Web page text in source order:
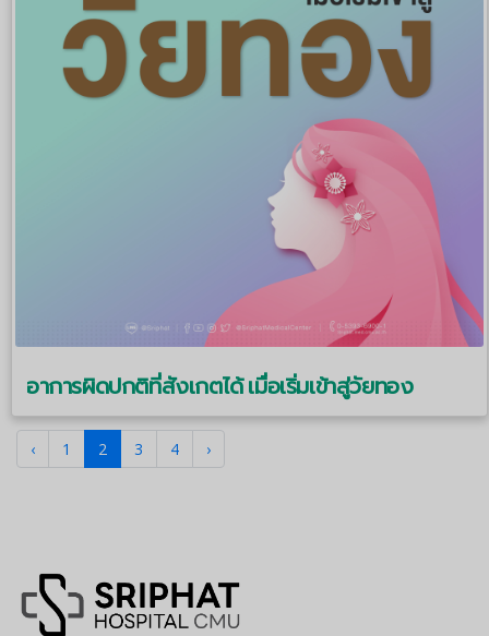
อาการผิดปกติที่สังเกตได้ เมื่อเริ่มเข้าสู่วัยทอง
‹ 1 2 3 4 ›